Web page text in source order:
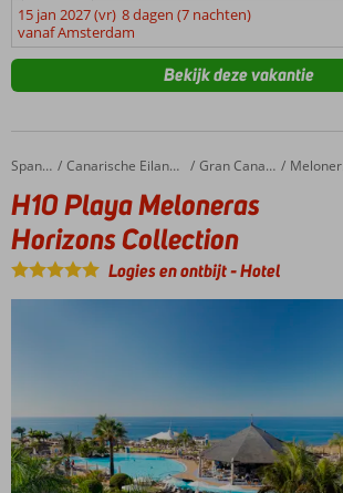
15 jan 2027 (vr) 8 dagen (7 nachten)
vanaf Amsterdam
Bekijk deze vakantie
Home Spanje Canarische Eilanden Gran Canaria Meloneras
H10 Playa Meloneras Horizons Collection
H10 Playa Meloneras
Horizons Collection
Logies en ontbijt-Hotel